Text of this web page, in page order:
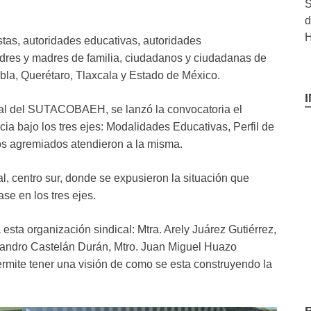
autoridades educativas, autoridades
y madres de familia, ciudadanos y ciudadanas de
Querétaro, Tlaxcala y Estado de México.
del SUTACOBAEH, se lanzó la convocatoria el
bajo los tres ejes: Modalidades Educativas, Perfil de
agremiados atendieron a la misma.
centro sur, donde se expusieron la situación que
en los tres ejes.
organización sindical: Mtra. Arely Juárez Gutiérrez,
Castelán Durán, Mtro. Juan Miguel Huazo
tener una visión de como se esta construyendo la